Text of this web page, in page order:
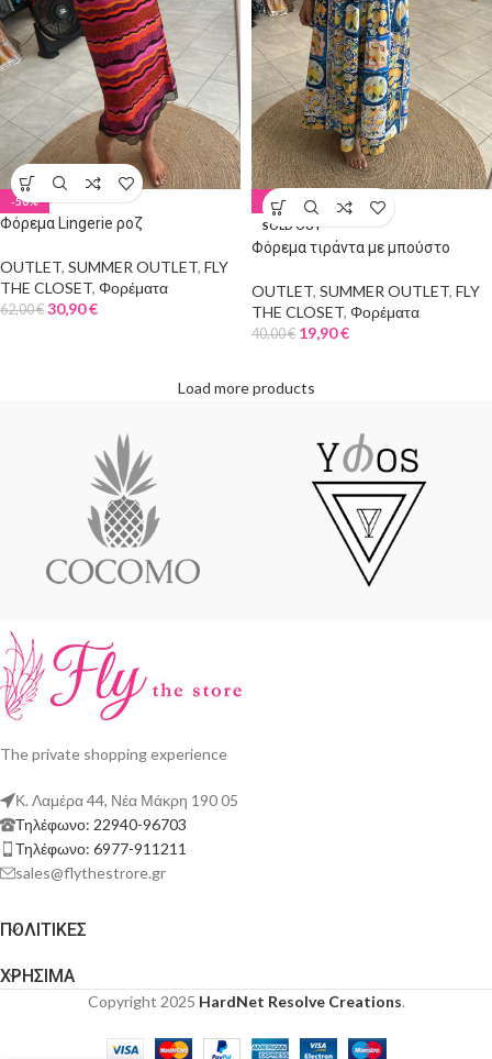
-50%
Φόρεμα Lingerie ροζ
OUTLET, SUMMER OUTLET, FLY
THE CLOSET, Φορέματα
62,00€ 30,90€
-50%
SOLD OUT
Φόρεμα τιράντα με μπούστο
OUTLET, SUMMER OUTLET, FLY
THE CLOSET, Φορέματα
40,00€ 19,90€
Load more products
The private shopping experience
Κ. Λαμέρα 44, Νέα Μάκρη 190 05
Τηλέφωνο: 22940-96703
Τηλέφωνο: 6977-911211
sales@flythestrore.gr
ΠΟΛΙΤΙΚΕΣ
ΧΡΗΣΙΜΑ
Copyright 2025 HardNet Resolve Creations.